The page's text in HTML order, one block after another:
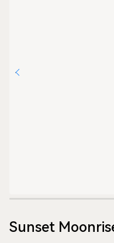
Sunset